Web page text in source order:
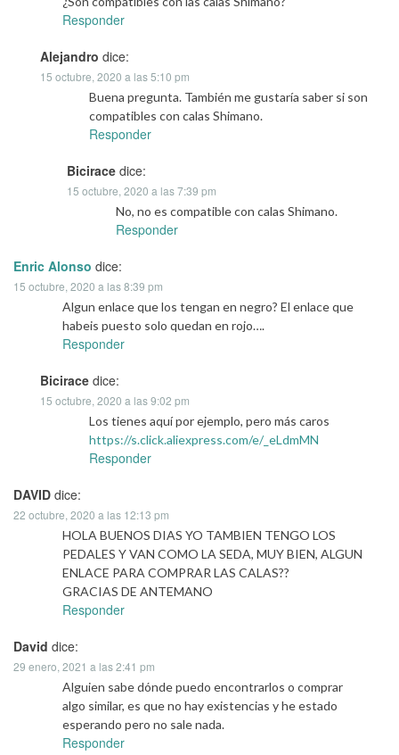
Responder
Alejandro dice:
15 octubre, 2020 a las 5:10 pm
Buena pregunta. También me gustaría saber si son
compatibles con calas Shimano.
Responder
Bicirace dice:
15 octubre, 2020 a las 7:39 pm
No, no es compatible con calas Shimano.
Responder
Enric Alonso dice:
15 octubre, 2020 a las 8:39 pm
Algun enlace que los tengan en negro? El enlace que
habeis puesto solo quedan en rojo….
Responder
Bicirace dice:
15 octubre, 2020 a las 9:02 pm
Los tienes aquí por ejemplo, pero más caros
https://s.click.aliexpress.com/e/_eLdmMN
Responder
DAVID dice:
22 octubre, 2020 a las 12:13 pm
HOLA BUENOS DIAS YO TAMBIEN TENGO LOS
PEDALES Y VAN COMO LA SEDA, MUY BIEN, ALGUN
ENLACE PARA COMPRAR LAS CALAS??
GRACIAS DE ANTEMANO
Responder
David dice:
29 enero, 2021 a las 2:41 pm
Alguien sabe dónde puedo encontrarlos o comprar
algo similar, es que no hay existencias y he estado
esperando pero no sale nada.
Responder